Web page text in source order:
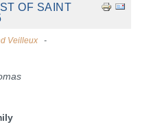
OF SAINT
Veilleux